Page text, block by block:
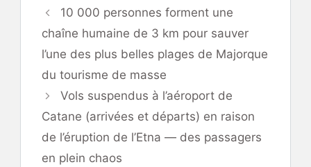
10 000 personnes forment une
chaîne humaine de 3 km pour sauver
l’une des plus belles plages de Majorque
du tourisme de masse
Vols suspendus à l’aéroport de
Catane (arrivées et départs) en raison
de l’éruption de l’Etna — des passagers
en plein chaos